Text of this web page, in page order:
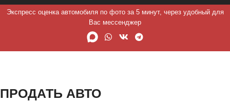
Экспресс оценка автомобиля по фото за 5 минут, через удобный для
Вас мессенджер
ПРОДАТЬ АВТО